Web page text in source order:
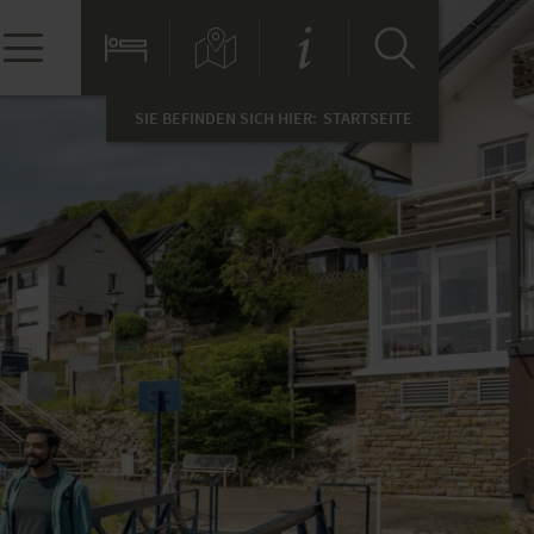
SIE BEFINDEN SICH HIER: STARTSEITE